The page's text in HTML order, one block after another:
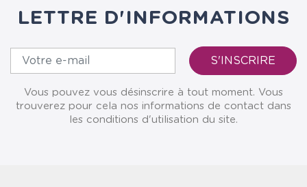
LETTRE D'INFORMATIONS
Vous pouvez vous désinscrire à tout moment. Vous
trouverez pour cela nos informations de contact dans
les conditions d'utilisation du site.